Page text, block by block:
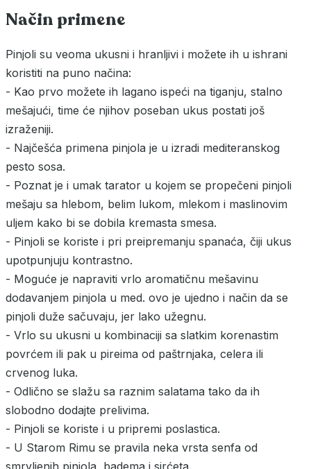
Način primene
Pinjoli su veoma ukusni i hranljivi i možete ih u ishrani
koristiti na puno načina:
- Kao prvo možete ih lagano ispeći na tiganju, stalno
mešajući, time će njihov poseban ukus postati još
izraženiji.
- Najčešća primena pinjola je u izradi mediteranskog
pesto sosa.
- Poznat je i umak tarator u kojem se propečeni pinjoli
mešaju sa hlebom, belim lukom, mlekom i maslinovim
uljem kako bi se dobila kremasta smesa.
- Pinjoli se koriste i pri preipremanju spanaća, čiji ukus
upotpunjuju kontrastno.
- Moguće je napraviti vrlo aromatičnu mešavinu
dodavanjem pinjola u med. ovo je ujedno i način da se
pinjoli duže sačuvaju, jer lako užegnu.
- Vrlo su ukusni u kombinaciji sa slatkim korenastim
povrćem ili pak u pireima od paštrnjaka, celera ili
crvenog luka.
- Odlično se slažu sa raznim salatama tako da ih
slobodno dodajte prelivima.
- Pinjoli se koriste i u pripremi poslastica.
- U Starom Rimu se pravila neka vrsta senfa od